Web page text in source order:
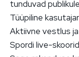
tunduvad
Tüüpiline
Aktiivne vestlus
Spordi live-skoorid